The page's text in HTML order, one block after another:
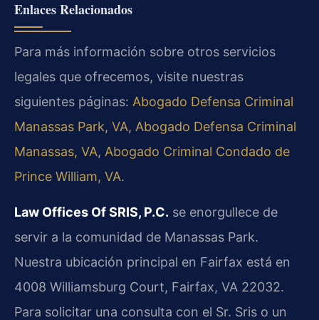
Enlaces Relacionados
Para más información sobre otros servicios
legales que ofrecemos, visite nuestras
siguientes páginas: Abogado Defensa Criminal
Manassas Park, VA, Abogado Defensa Criminal
Manassas, VA, Abogado Criminal Condado de
Prince William, VA.
Law Offices Of SRIS, P.C. se enorgullece de
servir a la comunidad de Manassas Park.
Nuestra ubicación principal en Fairfax está en
4008 Williamsburg Court, Fairfax, VA 22032.
Para solicitar una consulta con el Sr. Sris o un